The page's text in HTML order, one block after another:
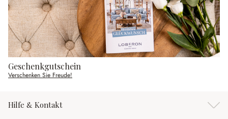
Geschenkgutschein
Verschenken Sie Freude!
Hilfe & Kontakt